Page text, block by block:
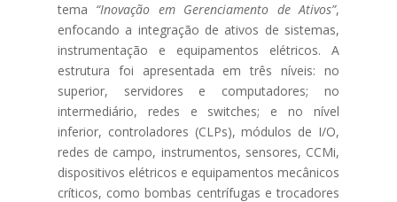
tema “Inovação em Gerenciamento de Ativos”,
enfocando a integração de ativos de sistemas,
instrumentação e equipamentos elétricos. A
estrutura foi apresentada em três níveis: no
superior, servidores e computadores; no
intermediário, redes e switches; e no nível
inferior, controladores (CLPs), módulos de I/O,
redes de campo, instrumentos, sensores, CCMi,
dispositivos elétricos e equipamentos mecânicos
críticos, como bombas centrífugas e trocadores